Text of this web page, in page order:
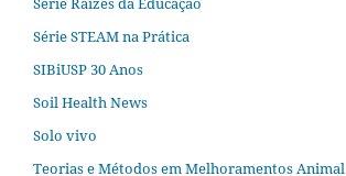
Série STEAM na Prática
SIBiUSP 30 Anos
Soil Health News
Solo vivo
Teorias e Métodos em Melhoramentos Animal